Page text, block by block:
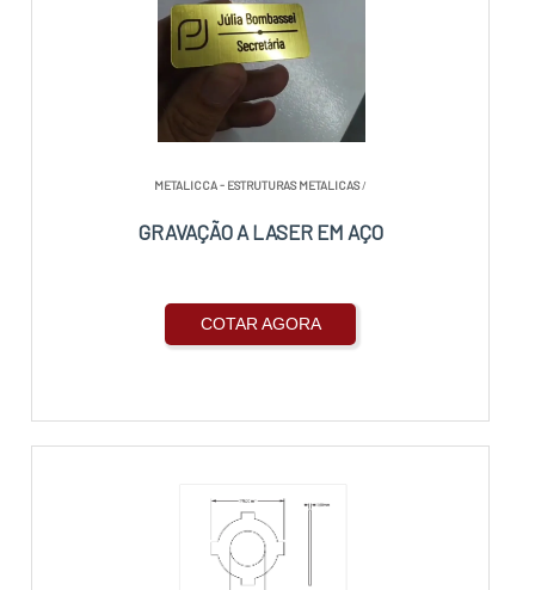
METALICCA - ESTRUTURAS METALICAS/
GRAVAÇÃO A LASER EM AÇO
COTAR AGORA